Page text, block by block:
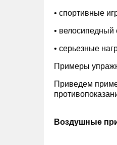
• спортивные
• велосипедный
• серьезные
Примеры
Приведем
Воздушные